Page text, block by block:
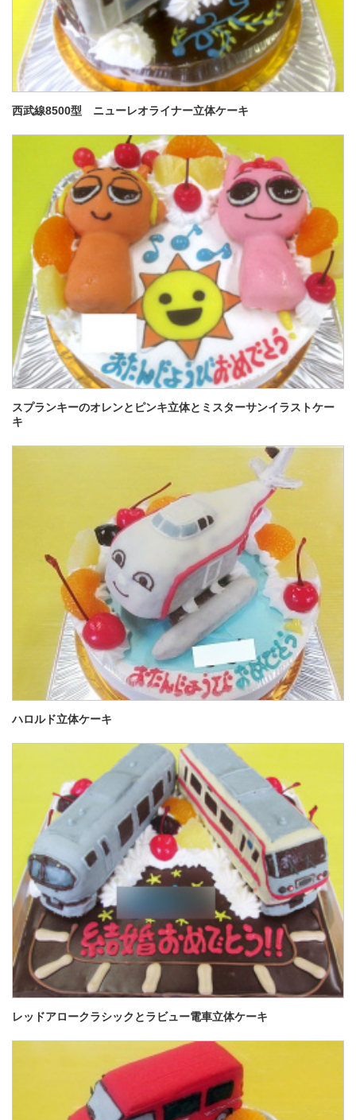
西武線8500型 ニューレオライナー立体ケーキ
スプランキーのオレンとピンキ立体とミスターサンイラストケー
キ
ハロルド立体ケーキ
レッドアロークラシックとラビュー電車立体ケーキ